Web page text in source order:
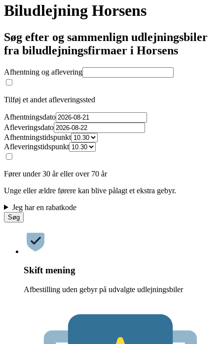
Biludlejning Horsens
Søg efter og sammenlign udlejningsbiler
fra biludlejningsfirmaer i Horsens
Afhentning og aflevering
Tilføj et andet afleveringssted
Afhentningsdato
Afleveringsdato
Afhentningstidspunkt
Afleveringstidspunkt
Fører under 30 år eller over 70 år
Unge eller ældre førere kan blive pålagt et ekstra gebyr.
Jeg har en rabatkode
Søg
Skift mening
Afbestilling uden gebyr på udvalgte udlejningsbiler